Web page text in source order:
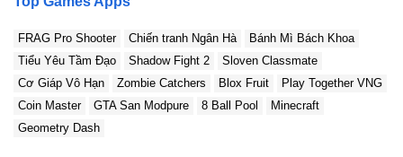
FRAG Pro Shooter Chiến tranh Ngân Hà
Bánh Mì Bách Khoa
Tiểu Yêu Tầm Đạo
Shadow Fight 2
Sloven Classmate
Cơ Giáp Vô Hạn
Zombie Catchers Blox Fruit
Play Together VNG
Coin Master
GTA San Modpure 8 Ball Pool
Minecraft
Geometry Dash